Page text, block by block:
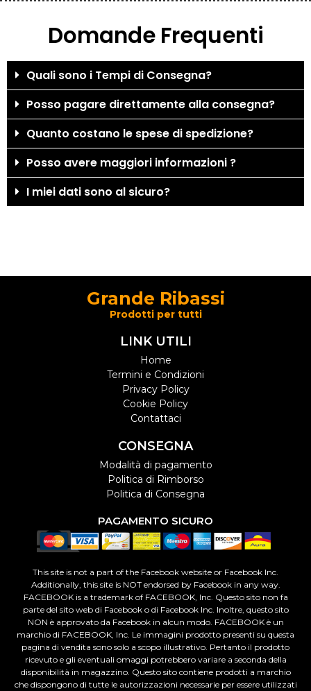
Domande Frequenti
Quali sono i Tempi di Consegna?
Posso pagare direttamente alla consegna?
Quanto costano le spese di spedizione?
Posso avere maggiori informazioni ?
I miei dati sono al sicuro?
Grande Ribassi
Prodotti per tutti
LINK UTILI
Home
Termini e Condizioni
Privacy Policy
Cookie Policy
Contattaci
CONSEGNA
Modalità di pagamento
Politica di Rimborso
Politica di Consegna
PAGAMENTO SICURO
This site is not a part of the Facebook website or Facebook Inc.
Additionally, this site is NOT endorsed by Facebook in any way.
FACEBOOK is a trademark of FACEBOOK, Inc. Questo sito non fa
parte del sito web di Facebook o di Facebook Inc. Inoltre, questo sito
NON è approvato da Facebook in alcun modo. FACEBOOK è un
marchio di FACEBOOK, Inc. Le immagini prodotto presenti su questa
pagina di vendita sono solo a scopo illustrativo. Pertanto il prodotto
ricevuto e gli eventuali omaggi potrebbero variare a seconda della
disponibilità in magazzino. Questo sito contiene prodotti a marchio
che dispongono di tutte le autorizzazioni necessarie per essere utilizzati